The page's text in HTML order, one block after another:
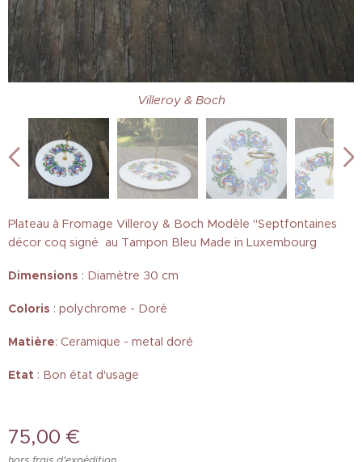
Villeroy & Boch
Plateau à Fromage Villeroy & Boch Modèle "Septfontaines
décor coq signé au Tampon Bleu Made in Luxembourg
Dimensions : Diamètre 30 cm
Coloris : polychrome - Doré
Matière: Ceramique - metal doré
Etat : Bon état d'usage
75,00 €